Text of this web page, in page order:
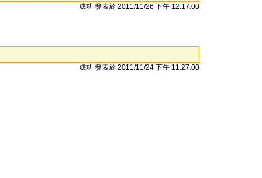
成功 發表於 2011/11/26 下午 12:17:00
成功 發表於 2011/11/24 下午 11:27:00